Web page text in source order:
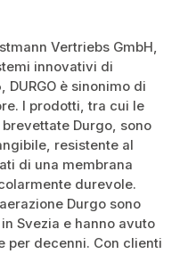
Vertriebs GmbH,
innovativi di
DURGO è sinonimo di
I prodotti, tra cui le
Durgo, sono
resistente al
di una membrana
durevole.
Durgo sono
Svezia e hanno avuto
per decenni. Con clienti